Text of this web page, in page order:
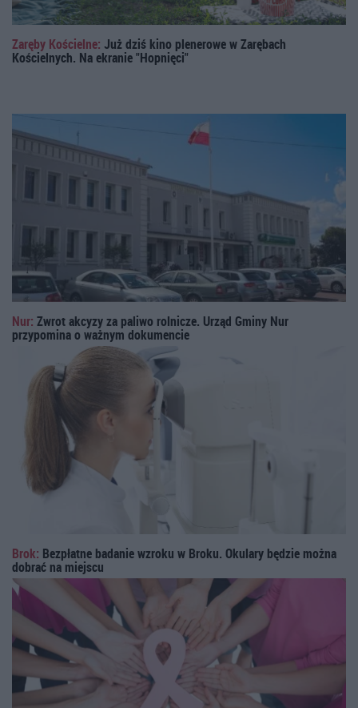
Zaręby Kościelne: Już dziś kino plenerowe w Zarębach
Kościelnych. Na ekranie "Hopnięci"
Nur: Zwrot akcyzy za paliwo rolnicze. Urząd Gminy Nur
przypomina o ważnym dokumencie
Brok: Bezpłatne badanie wzroku w Broku. Okulary będzie można
dobrać na miejscu